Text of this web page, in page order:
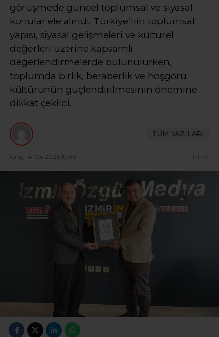
görüşmede güncel toplumsal ve siyasal
konular ele alındı. Türkiye’nin toplumsal
yapısı, siyasal gelişmeleri ve kültürel
değerleri üzerine kapsamlı
değerlendirmelerde bulunulurken,
toplumda birlik, beraberlik ve hoşgörü
kültürünün güçlendirilmesinin önemine
dikkat çekildi.
TÜM YAZILARI
Giriş: 14-04-2026 19:06 Haber